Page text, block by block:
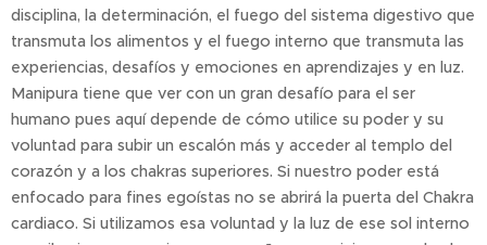
disciplina, la determinación, el fuego del sistema digestivo que
transmuta los alimentos y el fuego interno que transmuta las
experiencias, desafíos y emociones en aprendizajes y en luz.
Manipura tiene que ver con un gran desafío para el ser
humano pues aquí depende de cómo utilice su poder y su
voluntad para subir un escalón más y acceder al templo del
corazón y a los chakras superiores. Si nuestro poder está
enfocado para fines egoístas no se abrirá la puerta del Chakra
cardiaco. Si utilizamos esa voluntad y la luz de ese sol interno